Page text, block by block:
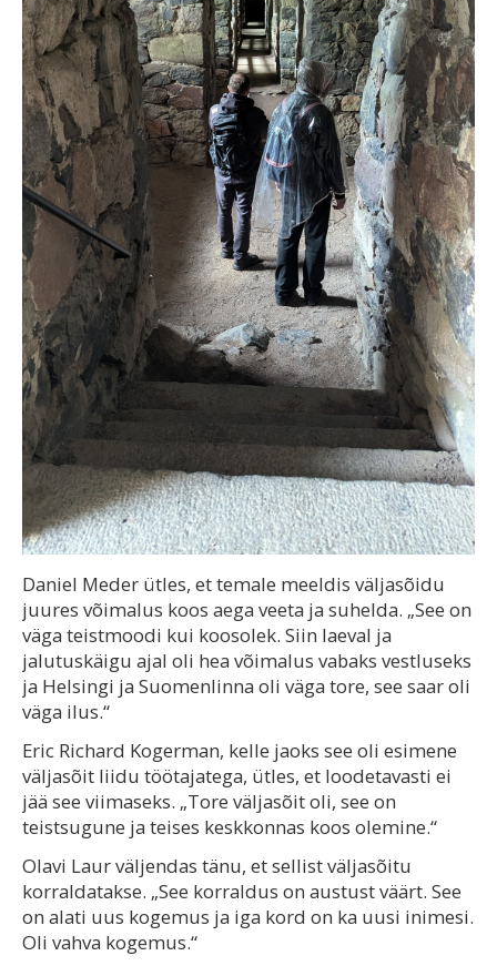
Daniel Meder ütles, et temale meeldis väljasõidu
juures võimalus koos aega veeta ja suhelda. „See on
väga teistmoodi kui koosolek. Siin laeval ja
jalutuskäigu ajal oli hea võimalus vabaks vestluseks
ja Helsingi ja Suomenlinna oli väga tore, see saar oli
väga ilus.“
Eric Richard Kogerman, kelle jaoks see oli esimene
väljasõit liidu töötajatega, ütles, et loodetavasti ei
jää see viimaseks. „Tore väljasõit oli, see on
teistsugune ja teises keskkonnas koos olemine.“
Olavi Laur väljendas tänu, et sellist väljasõitu
korraldatakse. „See korraldus on austust väärt. See
on alati uus kogemus ja iga kord on ka uusi inimesi.
Oli vahva kogemus.“